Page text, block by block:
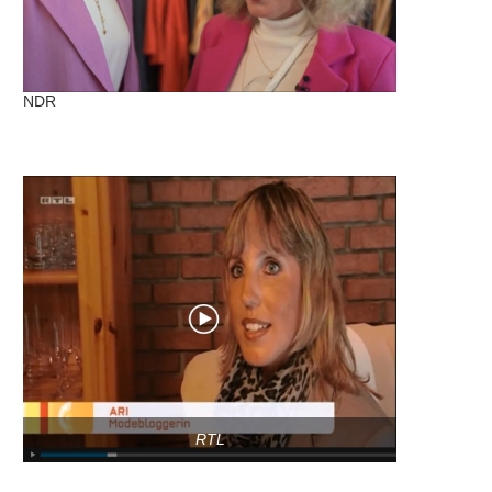
NDR
RTL